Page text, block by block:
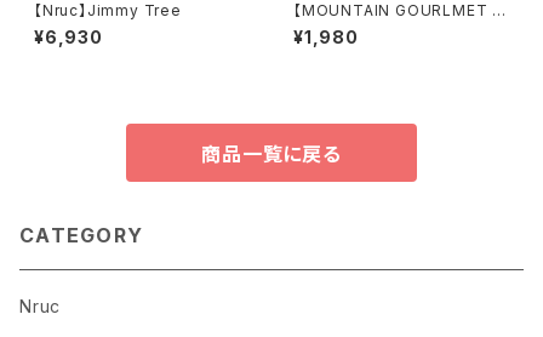
【Nruc】Jimmy Tree
¥6,930
【MOUNTAIN GOURLMET L
AB.】烏賊塩辛のクリームペンネ
柚子皮入り (27年7月)
¥1,980
商品一覧に戻る
CATEGORY
Nruc